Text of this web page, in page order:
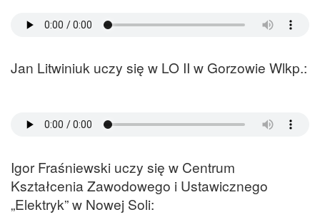
Jan Litwiniuk uczy się w LO II w Gorzowie Wlkp.:
Igor Fraśniewski uczy się w Centrum
Kształcenia Zawodowego i Ustawicznego
„Elektryk” w Nowej Soli: